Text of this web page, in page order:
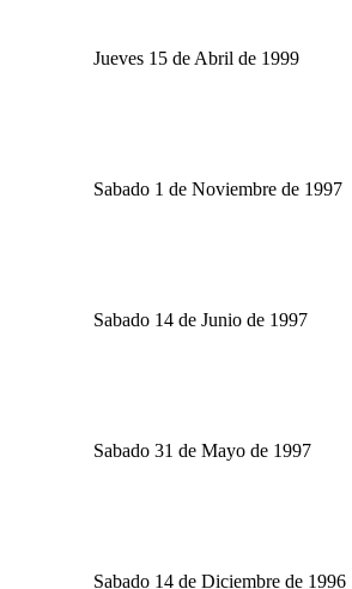
Jueves 15 de Abril de 1999
Sabado 1 de Noviembre de 1997
Sabado 14 de Junio de 1997
Sabado 31 de Mayo de 1997
Sabado 14 de Diciembre de 1996